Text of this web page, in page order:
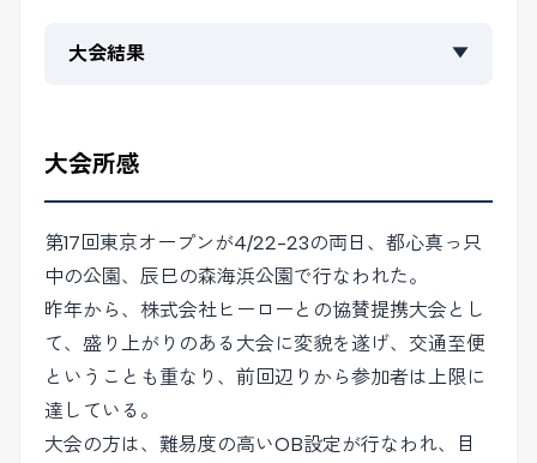
大会結果 ▼
大会所感
第17回東京オープンが4/22-23の両日、都心真っ只
中の公園、辰巳の森海浜公園で行なわれた。
昨年から、株式会社ヒーローとの協賛提携大会とし
て、盛り上がりのある大会に変貌を遂げ、交通至便
ということも重なり、前回辺りから参加者は上限に
達している。
大会の方は、難易度の高いOB設定が行なわれ、目